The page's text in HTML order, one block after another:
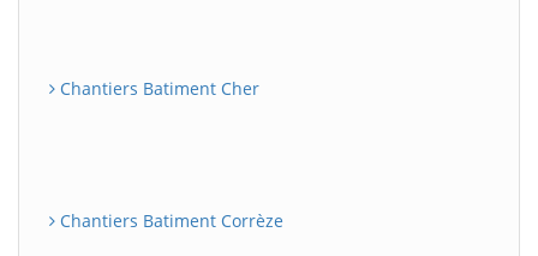
Chantiers Batiment Cher
Chantiers Batiment Corrèze